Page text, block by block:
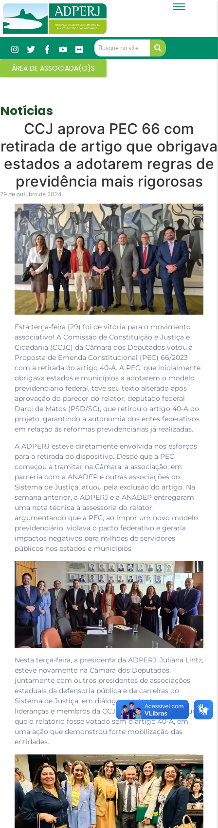
ÁREA DE ASSOCIADA(O)S
Notícias
CCJ aprova PEC 66 com
retirada de artigo que obrigava
estados a adotarem regras de
previdência mais rigorosas
29 de outubro de 2024
Esta terça-feira (29) foi de vitória para o movimento
associativo! A Comissão de Constituição e Justiça e
Cidadania (CCJC) da Câmara dos Deputados votou a
Proposta de Emenda Constitucional (PEC) 66/2023
com a retirada do artigo 40-A. A PEC, que inicialmente
obrigava estados e municípios a adotarem o modelo
previdenciário federal, teve seu texto alterado após
aprovação do parecer do relator, deputado federal
Darci de Matos (PSD/SC), que retirou o artigo 40-A do
projeto, garantindo a autonomia dos entes federativos
em relação às reformas previdenciárias já realizadas.
A ADPERJ esteve diretamente envolvida nos esforços
para a retirada do dispositivo. Desde que a PEC
começou a tramitar na Câmara, a associação, em
parceria com a ANADEP e outras associações do
Sistema de Justiça, atuou pela exclusão do artigo. Na
semana anterior, a ADPERJ e a ANADEP entregaram
uma nota técnica à assessoria do relator,
argumentando que a PEC, ao impor um novo modelo
previdenciário, violava o pacto federativo e geraria
impactos negativos para milhões de servidores
públicos nos estados e municípios.
Nesta terça-feira, a presidenta da ADPERJ, Juliana Lintz,
esteve novamente na Câmara dos Deputados,
juntamente com outros presidentes de associações
estaduais da defensoria pública e de carreiras do
Sistema de Justiça, em diálogo constante com
lideranças e membros da CCJ. O objetivo era assegurar
que o relatório fosse votado sem o artigo 40-A, em
uma ação que demonstrou forte mobilização das
entidades.